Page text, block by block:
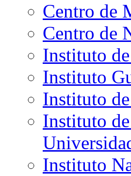
Centro de
Centro de
Instituto
Instituto
Instituto
Instituto
Instituto